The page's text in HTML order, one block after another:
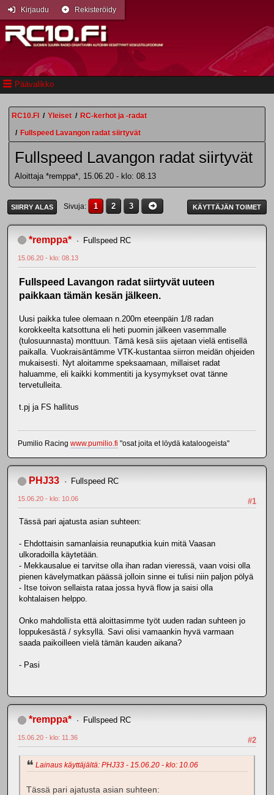
Päävalikko
Kirjaudu Rekisteröidy
RC10.FI / Yleiset / RC-kerhot ja -radat
/ Fullspeed Lavangon radat siirtyvät
Fullspeed Lavangon radat siirtyvät
Aloittaja *remppa*, 15.06.20 - klo: 08.13
SIIRRY ALAS Sivuja 1 2 3 KÄYTTÄJÄN TOIMET
*remppa* Fullspeed RC
15.06.20 - klo: 08.13
Fullspeed Lavangon radat siirtyvät uuteen
paikkaan tämän kesän jälkeen.
Uusi paikka tulee olemaan n.200m eteenpäin 1/8 radan
korokkeelta katsottuna eli heti puomin jälkeen vasemmalle
(tulosuunnasta) monttuun. Tämä kesä siis ajetaan vielä entisellä
paikalla. Vuokraisäntämme VTK-kustantaa siirron meidän ohjeiden
mukaisesti. Nyt aloitamme speksaamaan, millaiset radat
haluamme, eli kaikki kommentiti ja kysymykset ovat tänne
tervetulleita.
t.pj ja FS hallitus
Pumilio Racing www.pumilio.fi "osat joita et löydä kataloogeista"
PHJ33 Fullspeed RC
#1
15.06.20 - klo: 10.06
Tässä pari ajatusta asian suhteen:
- Ehdottaisin samanlaisia reunaputkia kuin mitä Vaasan
ulkoradoilla käytetään.
- Mekkausalue ei tarvitse olla ihan radan vieressä, vaan voisi olla
pienen kävelymatkan päässä jolloin sinne ei tulisi niin paljon pölyä
- Itse toivon sellaista rataa jossa hyvä flow ja saisi olla
kohtalaisen helppo.
Onko mahdollista että aloittasimme työt uuden radan suhteen jo
loppukesästä / syksyllä. Savi olisi vamaankin hyvä varmaan
saada paikoilleen vielä tämän kauden aikana?
- Pasi
*remppa* Fullspeed RC
#2
15.06.20 - klo: 11.36
Lainaus käyttäjältä: PHJ33 - 15.06.20 - klo: 10.06
Tässä pari ajatusta asian suhteen: